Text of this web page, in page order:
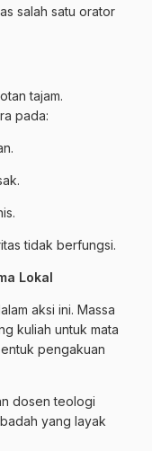
salah satu orator
tajam.
pada:
tidak berfungsi.
Lokal
aksi ini. Massa
kuliah untuk mata
pengakuan
dosen teologi
yang layak